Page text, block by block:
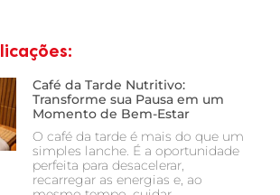
Café da Tarde Nutritivo:
Transforme sua Pausa em um
Momento de Bem-Estar
O café da tarde é mais do que um
simples lanche. É a oportunidade
perfeita para desacelerar,
recarregar as energias e, ao